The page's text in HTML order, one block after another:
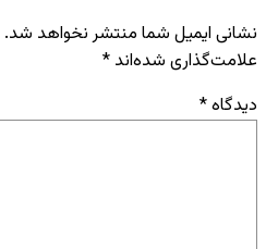
نشانی ایمیل شما منتشر نخواهد شد.
علامت‌گذاری شده‌اند *
دیدگاه*